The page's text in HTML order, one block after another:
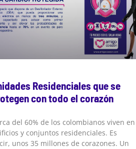
Residenciales que se
con todo el corazón
del 60% de los colombianos viven en
y conjuntos residenciales. Es
unos 35 millones de corazones. Un